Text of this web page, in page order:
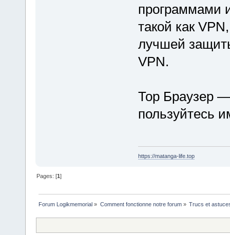
программами
такой как
лучшей
VPN.
Тор Браузер
пользуйтесь
https://matanga-life.top
Pages: [1]
Forum Logikmemorial » Comment fonctionne notre forum» Trucs et